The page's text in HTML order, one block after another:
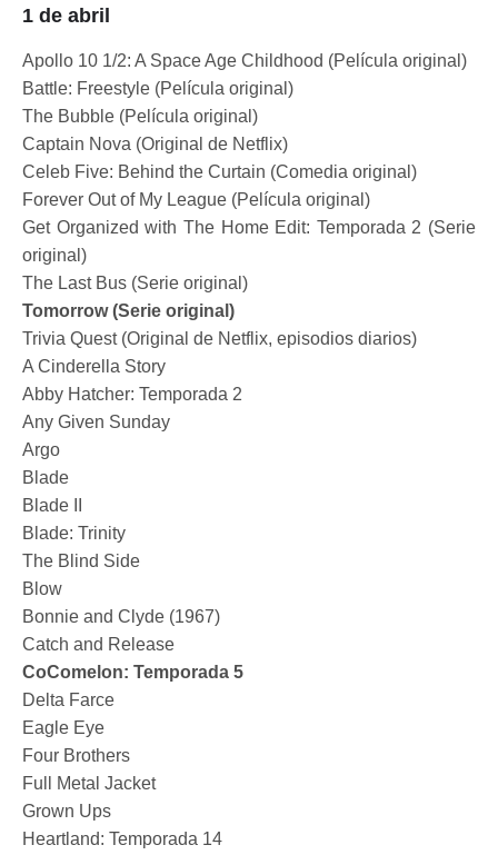
1 de abril
Apollo 10 1/2: A Space Age Childhood (Película original)
Battle: Freestyle (Película original)
The Bubble (Película original)
Captain Nova (Original de Netflix)
Celeb Five: Behind the Curtain (Comedia original)
Forever Out of My League (Película original)
Get Organized with The Home Edit: Temporada 2 (Serie
original)
The Last Bus (Serie original)
Tomorrow (Serie original)
Trivia Quest (Original de Netflix, episodios diarios)
A Cinderella Story
Abby Hatcher: Temporada 2
Any Given Sunday
Argo
Blade
Blade II
Blade: Trinity
The Blind Side
Blow
Bonnie and Clyde (1967)
Catch and Release
CoComelon: Temporada 5
Delta Farce
Eagle Eye
Four Brothers
Full Metal Jacket
Grown Ups
Heartland: Temporada 14